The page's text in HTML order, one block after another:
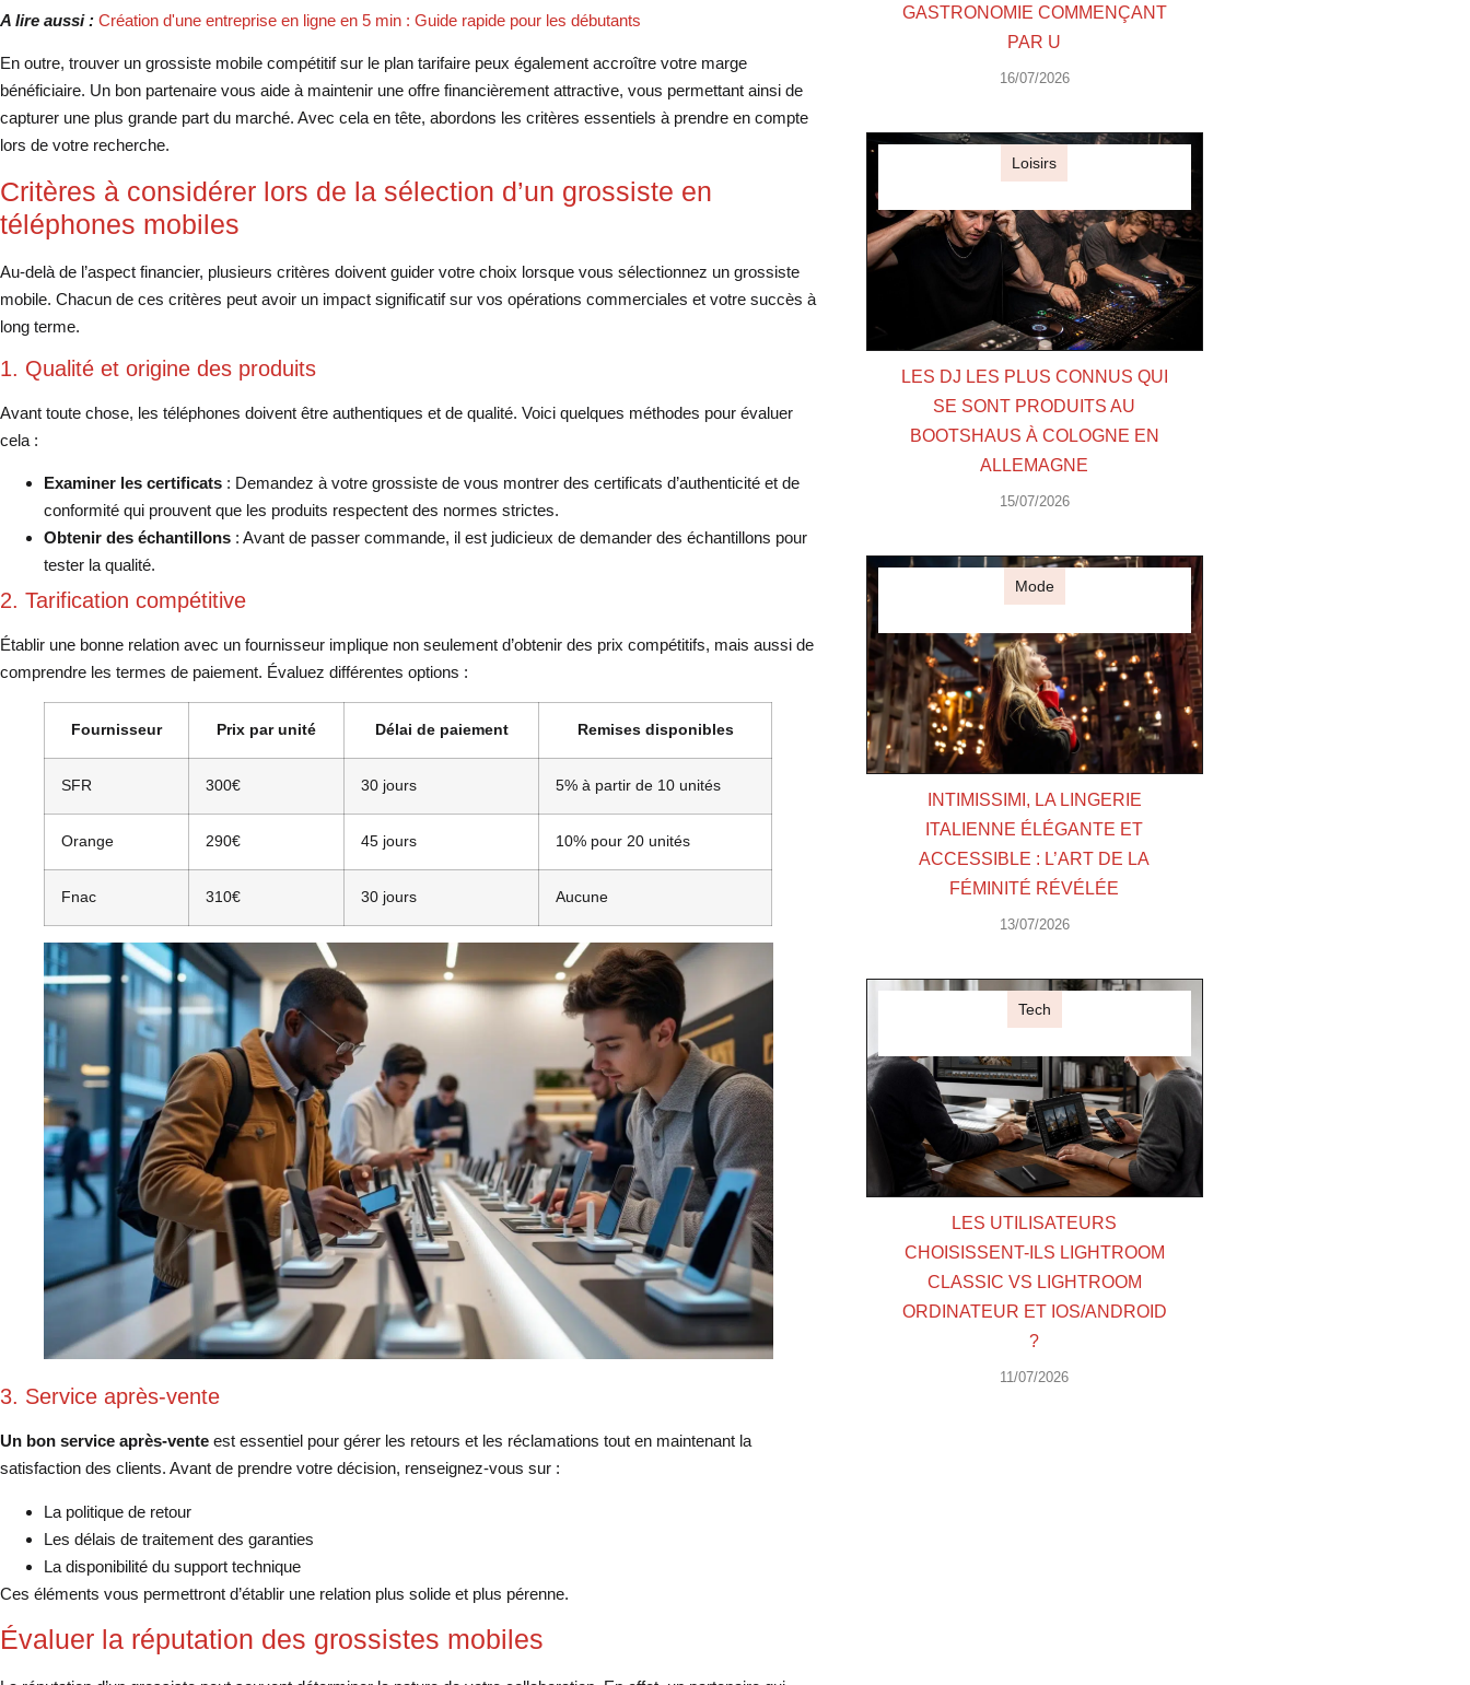
A lire aussi : Création d'une entreprise en ligne en 5 min : Guide rapide pour les débutants
En outre, trouver un grossiste mobile compétitif sur le plan tarifaire peux également accroître votre marge
bénéficiaire. Un bon partenaire vous aide à maintenir une offre financièrement attractive, vous permettant ainsi de
capturer une plus grande part du marché. Avec cela en tête, abordons les critères essentiels à prendre en compte
lors de votre recherche.
Critères à considérer lors de la sélection d’un grossiste en
téléphones mobiles
Au-delà de l’aspect financier, plusieurs critères doivent guider votre choix lorsque vous sélectionnez un grossiste
mobile. Chacun de ces critères peut avoir un impact significatif sur vos opérations commerciales et votre succès à
long terme.
1. Qualité et origine des produits
Avant toute chose, les téléphones doivent être authentiques et de qualité. Voici quelques méthodes pour évaluer
cela :
Examiner les certificats : Demandez à votre grossiste de vous montrer des certificats d’authenticité et de
conformité qui prouvent que les produits respectent des normes strictes.
Obtenir des échantillons : Avant de passer commande, il est judicieux de demander des échantillons pour
tester la qualité.
2. Tarification compétitive
Établir une bonne relation avec un fournisseur implique non seulement d’obtenir des prix compétitifs, mais aussi de
comprendre les termes de paiement. Évaluez différentes options :
Fournisseur Prix par unité Délai de paiement Remises disponibles
SFR 300€ 30 jours 5% à partir de 10 unités
Orange 290€ 45 jours 10% pour 20 unités
Fnac 310€ 30 jours Aucune
3. Service après-vente
Un bon service après-vente est essentiel pour gérer les retours et les réclamations tout en maintenant la
satisfaction des clients. Avant de prendre votre décision, renseignez-vous sur :
La politique de retour
Les délais de traitement des garanties
La disponibilité du support technique
Ces éléments vous permettront d’établir une relation plus solide et plus pérenne.
Évaluer la réputation des grossistes mobiles
GASTRONOMIE COMMENÇANT
PAR U
16/07/2026
Loisirs
LES DJ LES PLUS CONNUS QUI
SE SONT PRODUITS AU
BOOTSHAUS À COLOGNE EN
ALLEMAGNE
15/07/2026
Mode
INTIMISSIMI, LA LINGERIE
ITALIENNE ÉLÉGANTE ET
ACCESSIBLE : L’ART DE LA
FÉMINITÉ RÉVÉLÉE
13/07/2026
Tech
LES UTILISATEURS
CHOISISSENT-ILS LIGHTROOM
CLASSIC VS LIGHTROOM
ORDINATEUR ET IOS/ANDROID
?
11/07/2026